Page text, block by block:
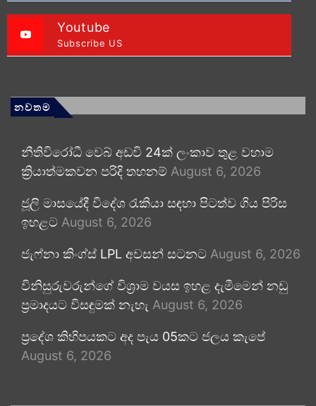
Youtube
Subscribe US
නවතම
නීතිවිරෝධී වෙබ් අඩවි 24ක් ලංකාව තුළ වහාම
ක්‍රියාත්මකවන පරිදි තහනම් August 6, 2026
ජූලි මාසයේදී විදේශ රැකියා සඳහා පිටත්ව ගිය පිරිස
ඉහළට August 6, 2026
ජැෆ්නා කිංග්ස් LPL අවසන් සටනට August 6, 2026
විනිසුරුවරුන්ගේ විශ්‍රාම වයස ඉහළ දැමීමෙන් නඩු
ප්‍රමාදයට විසඳුමක් නැහැ August 6, 2026
ප්‍රදේශ කිහිපයකට අද පැය 05කට ජලය කැපේ
August 6, 2026